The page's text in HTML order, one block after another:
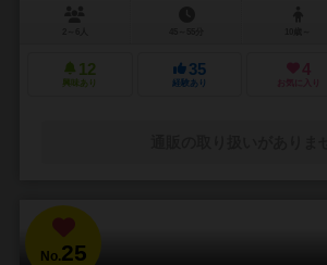
12
興味あり
35
経験あり
4
お気に入り
No.25